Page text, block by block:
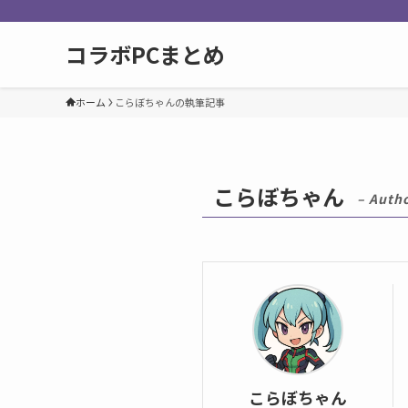
コラボPCまとめ
ホーム こらぼちゃんの執筆記事
こらぼちゃん –
こらぼちゃん